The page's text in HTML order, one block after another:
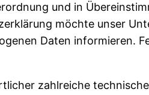
und in
möchte unser
Daten informieren.
zahlreiche